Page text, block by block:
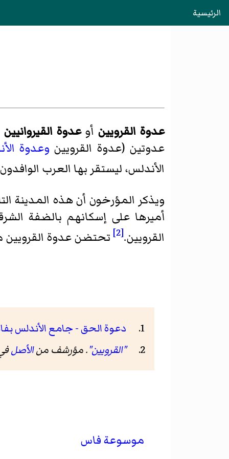
الرئيسية
عدوة القرويين أوعدوة القيروانيين
عدوتين (عدوة القرويين وعدوة
الأندلس، ليستقر بها العرب
ويذكر المؤرخون أن هذه المدينة
أميرها على إسكانهم بالضفة
القرويين.[2] تحتضن عدوة القرويين
دعوة الحق - جامع الأندلس
"القرويين". مؤرشف منالأصلفي 3
موسوعة فاس